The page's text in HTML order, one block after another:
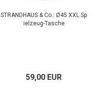
STRANDHAUS & Co.: Ø45 XXL Sp
ielzeug-Tasche
59,00 EUR